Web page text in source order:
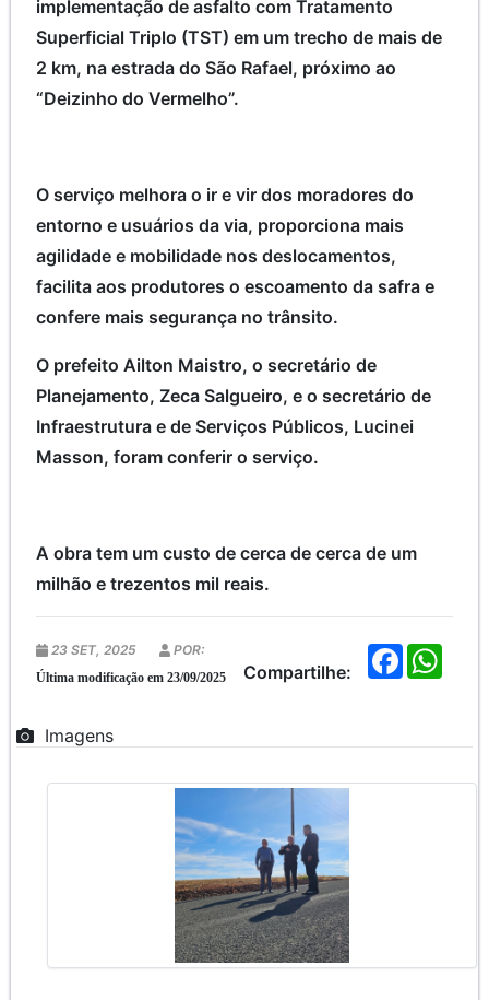
implementação de asfalto com Tratamento
Superficial Triplo (TST) em um trecho de mais de
2 km, na estrada do São Rafael, próximo ao
“Deizinho do Vermelho”.
O serviço melhora o ir e vir dos moradores do
entorno e usuários da via, proporciona mais
agilidade e mobilidade nos deslocamentos,
facilita aos produtores o escoamento da safra e
confere mais segurança no trânsito.
O prefeito Ailton Maistro, o secretário de
Planejamento, Zeca Salgueiro, e o secretário de
Infraestrutura e de Serviços Públicos, Lucinei
Masson, foram conferir o serviço.
A obra tem um custo de cerca de cerca de um
milhão e trezentos mil reais.
Compartilhe:
F
a
23 SET, 2025 POR:
Última modificação em 23/09/2025
Imagens